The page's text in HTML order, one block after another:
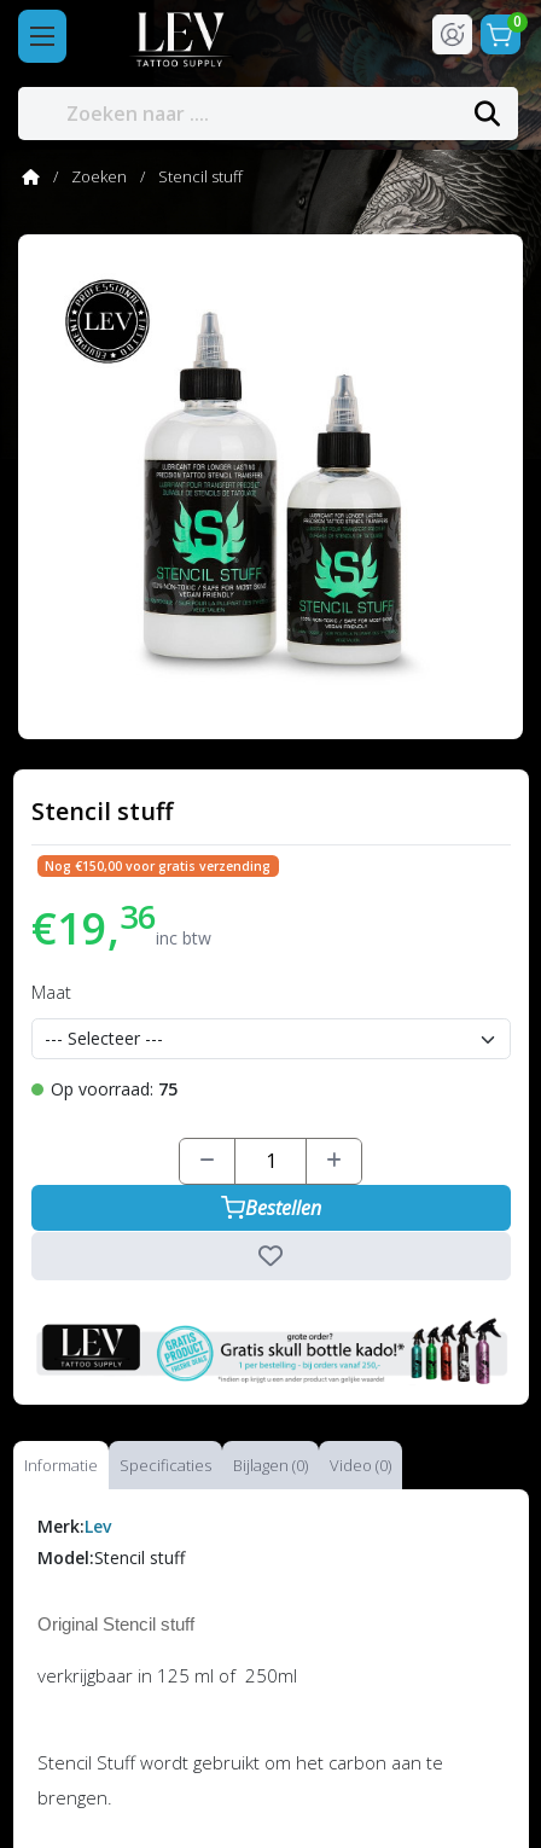
0
Zoeken Stencil stuff
Stencil stuff
Nog €150,00 voor gratis verzending
€19,36inc btw
Maat
Op voorraad: 75
Bestellen
Informatie Specificaties Bijlagen (0) Video (0)
Merk:Lev
Model:Stencil stuff
Original Stencil stuff
verkrijgbaar in 125 ml of 250ml
Stencil Stuff wordt gebruikt om het carbon aan te
brengen.